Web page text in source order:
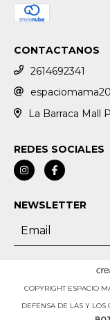
CONTACTANOS
2614692341
La Barraca Mall
REDES SOCIALES
NEWSLETTER
COPYRIGHT ESPACIO
DEFENSA DE LAS Y LOS